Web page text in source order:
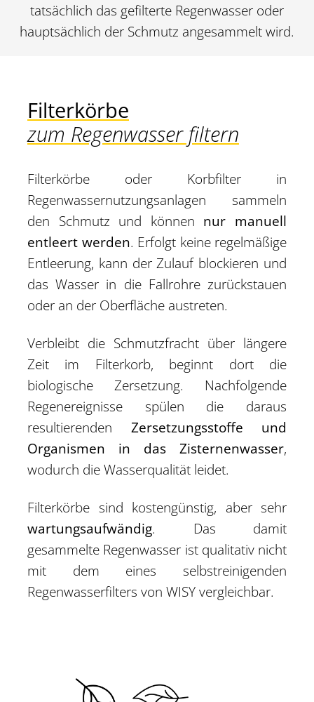
tatsächlich das gefilterte Regenwasser oder
hauptsächlich der Schmutz angesammelt wird.
Filterkörbe
zum Regenwasser filtern
Filterkörbe oder Korbfilter in
Regenwassernutzungsanlagen sammeln
den Schmutz und können nur manuell
entleert werden. Erfolgt keine regelmäßige
Entleerung, kann der Zulauf blockieren und
das Wasser in die Fallrohre zurückstauen
oder an der Oberfläche austreten.
Verbleibt die Schmutzfracht über längere
Zeit im Filterkorb, beginnt dort die
biologische Zersetzung. Nachfolgende
Regenereignisse spülen die daraus
resultierenden Zersetzungsstoffe und
Organismen in das Zisternenwasser,
wodurch die Wasserqualität leidet.
Filterkörbe sind kostengünstig, aber sehr
wartungsaufwändig. Das damit
gesammelte Regenwasser ist qualitativ nicht
mit dem eines selbstreinigenden
Regenwasserfilters von WISY vergleichbar.